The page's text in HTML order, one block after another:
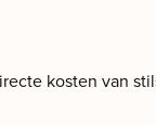
kosten van